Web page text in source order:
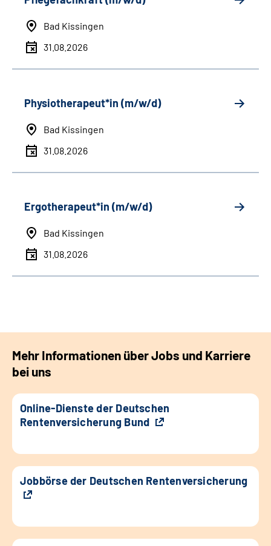
Bad Kissingen
31.08.2026
Physiotherapeut*in (m/w/d)
Bad Kissingen
31.08.2026
Ergotherapeut*in (m/w/d)
Bad Kissingen
31.08.2026
Mehr Informationen über Jobs und Karriere
bei uns
Online-Dienste der Deutschen
Rentenversicherung Bund
Jobbörse der Deutschen Rentenversicherung